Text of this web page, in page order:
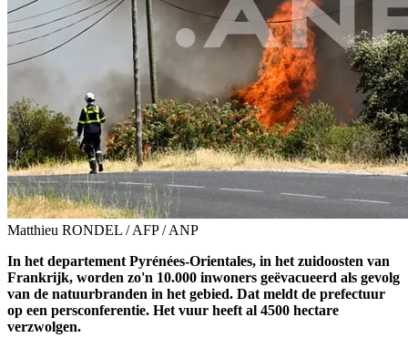
Matthieu RONDEL / AFP / ANP
In het departement Pyrénées-Orientales, in het zuidoosten van
Frankrijk, worden zo'n 10.000 inwoners geëvacueerd als gevolg
van de natuurbranden in het gebied. Dat meldt de prefectuur
op een persconferentie. Het vuur heeft al 4500 hectare
verzwolgen.